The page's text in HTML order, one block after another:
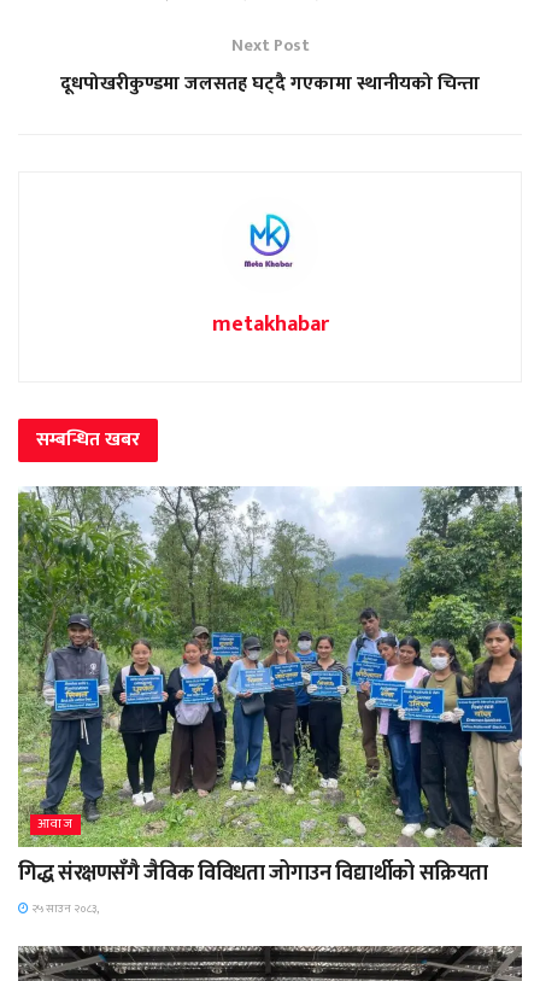
Next Post
दूधपोखरीकुण्डमा जलसतह घट्दै गएकामा स्थानीयको चिन्ता
metakhabar
सम्बन्धितखबर
आवाज
गिद्ध संरक्षणसँगै जैविक विविधता जोगाउन विद्यार्थीको सक्रियता
२५ साउन २०८३,